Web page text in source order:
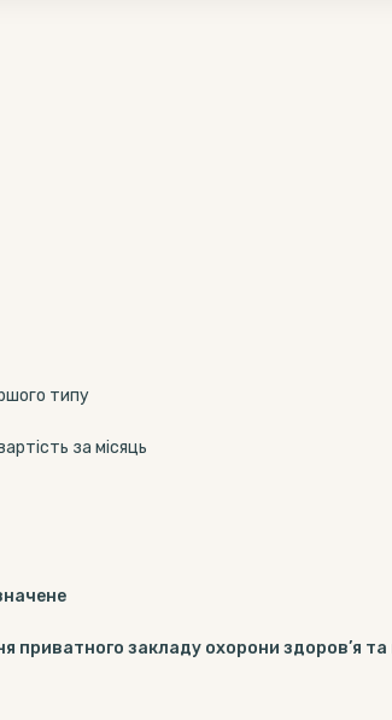
типу
за місяць
приватного закладу охорони здоров’я